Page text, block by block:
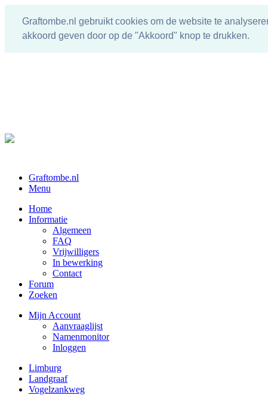
Graftombe.nl gebruikt cookies om de website te
akkoord geven door op de "Akkoord" knop te drukken.
Graftombe.nl
Menu
Home
Informatie
Algemeen
FAQ
Vrijwilligers
In bewerking
Contact
Forum
Zoeken
Mijn Account
Aanvraaglijst
Namenmonitor
Inloggen
Limburg
Landgraaf
Vogelzankweg